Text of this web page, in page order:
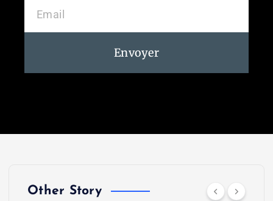
Envoyer
Other Story